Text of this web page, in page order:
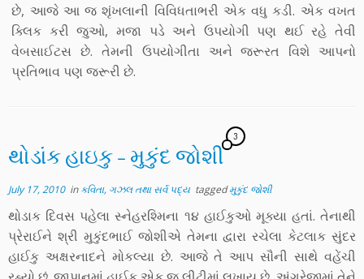
છે, આજે આ જ શૃંખલાની વિવિધતાભરી એક વધુ કડી. એક વખત
ક્લિક કરી જુઓ, મજા પડે અને ઉપયોગી પણ થઈ રહે તેવી
વેબસાઈટસ છે. તેમની ઉપયોગીતા અને જરૂરત વિશે આપનો
પ્રતિભાવ પણ જરૂરી છે.
થોડાંક હાઇકુ – મુકુંદ જોશી
3
July 17, 2010inકવિતા, ગઝલ તથા સર્વ પદ્ય taggedમુકુંદ જોશી
થોડાક દિવસ પહેલા સ્નેહરશ્મિના ૧૪ હાઈકુઓ મૂક્યા હતાં. તેનાથી
પ્રેરાઈને શ્રી મુકુંદભાઈ જોશીએ તેમના દ્વારા રચેલા કેટલાક સુંદર
હાઈકુ અક્ષરનાદને મોકલ્યા છે. આજે તે આપ સૌની સાથે વહેંચી